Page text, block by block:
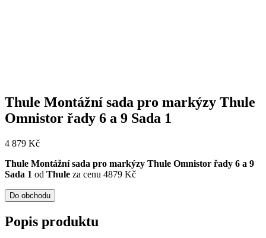
Thule Montážní sada pro markýzy Thule
Omnistor řady 6 a 9 Sada 1
4 879 Kč
Thule Montážní sada pro markýzy Thule Omnistor řady 6 a 9
Sada 1 od Thule za cenu 4879 Kč
Do obchodu
Popis produktu